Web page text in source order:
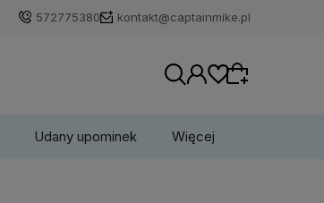
572775380 kontakt@captainmike.pl
Udany upominek Więcej